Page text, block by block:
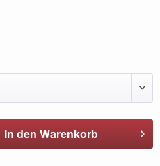
In den Warenkorb